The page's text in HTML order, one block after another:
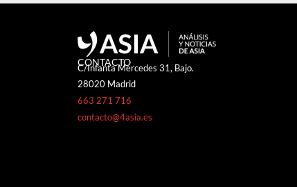
CONTACTO
C/Infanta Mercedes 31, Bajo.
28020 Madrid
663 271 716
contacto@4asia.es